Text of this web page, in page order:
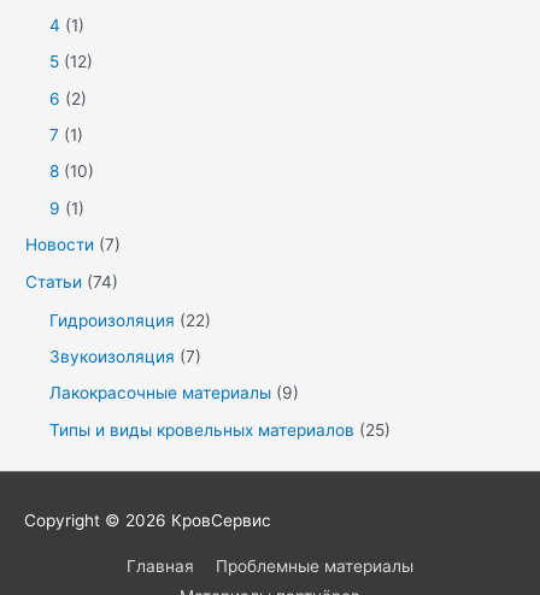
4 (1)
5 (12)
6 (2)
7 (1)
8 (10)
9 (1)
Новости (7)
Статьи (74)
Гидроизоляция (22)
Звукоизоляция (7)
Лакокрасочные материалы (9)
Типы и виды кровельных материалов (25)
Copyright © 2026 КровСервис
Главная
Проблемные материалы